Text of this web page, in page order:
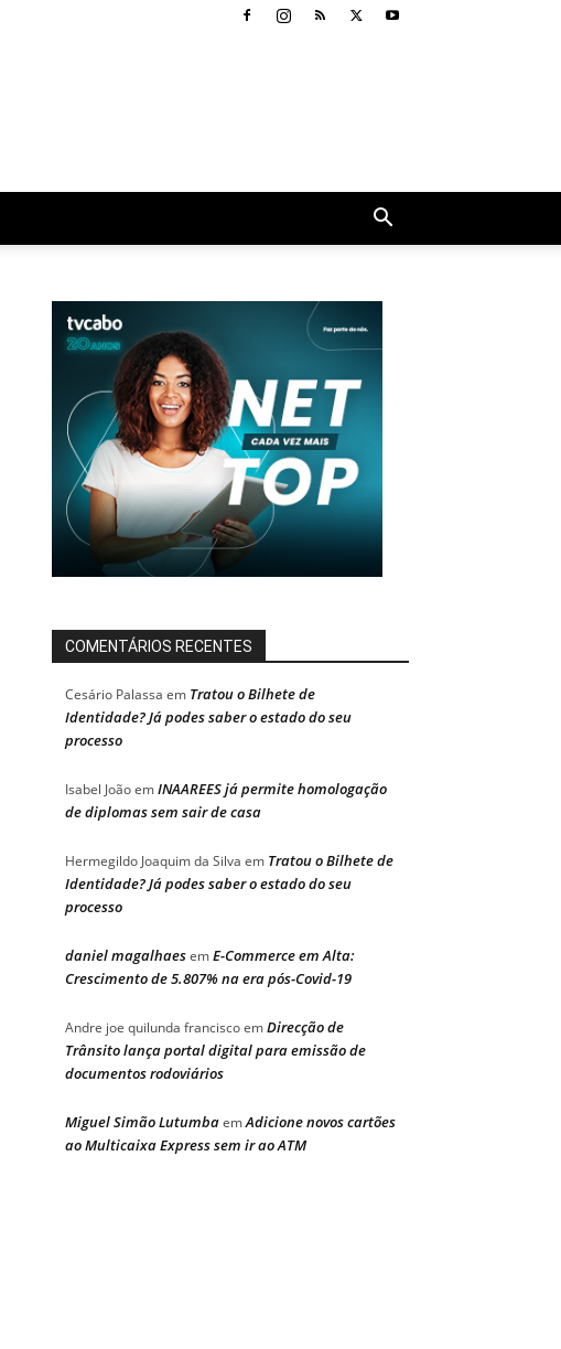
COMENTÁRIOS RECENTES
Cesário Palassa em Tratou o Bilhete de
Identidade? Já podes saber o estado do seu
processo
Isabel JoãoemINAAREES já permite homologação
de diplomas sem sair de casa
Hermegildo Joaquim da Silva em Tratou o Bilhete de
Identidade? Já podes saber o estado do seu
processo
daniel magalhaesemE-Commerce em Alta:
Crescimento de 5.807% na era pós-Covid-19
Andre joe quilunda franciscoemDirecção de
Trânsito lança portal digital para emissão de
documentos rodoviários
Miguel Simão LutumbaemAdicione novos cartões
ao Multicaixa Express sem ir ao ATM